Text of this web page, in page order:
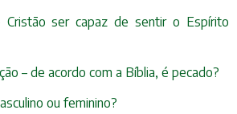
Cristão ser capaz de sentir o Espírito
– de acordo com a Bíblia, é pecado?
ou feminino?